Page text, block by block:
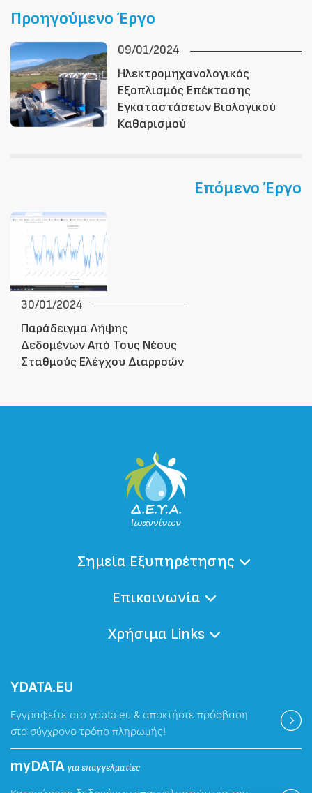
Προηγούμενο Έργο
09/01/2024
Ηλεκτρομηχανολογικός
Εξοπλισμός Επέκτασης
Εγκαταστάσεων Βιολογικού
Καθαρισμού
Επόμενο Έργο
30/01/2024
Παράδειγμα Λήψης
Δεδομένων Από Τους Νέους
Σταθμούς Ελέγχου Διαρροών
Σημεία Εξυπηρέτησης
Επικοινωνία
Χρήσιμα Links
ΥDATA.EU
Εγγραφείτε στο ydata.eu & αποκτήστε πρόσβαση
στο σύγχρονο τρόπο πληρωμής!
myDATAγια επαγγελματίες